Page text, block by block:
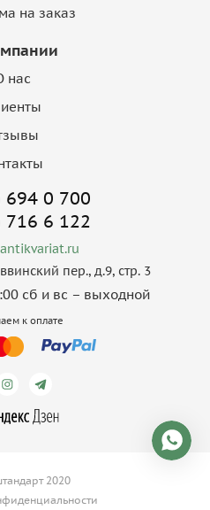
на заказ
нас
694 0 700
716 6 122
пер., д.9, стр. 3
сб и вс – выходной
к оплате
2020